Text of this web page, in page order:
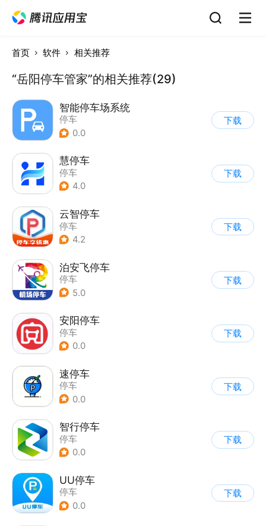
首页 软件 相关推荐
“岳阳停车管家”的相关推荐(29)
智能停车场系统
停车
0.0
下载
慧停车
停车
4.0
下载
云智停车
停车
4.2
下载
泊安飞停车
停车
5.0
下载
安阳停车
停车
0.0
下载
速停车
停车
0.0
下载
智行停车
停车
0.0
下载
UU停车
停车
0.0
下载